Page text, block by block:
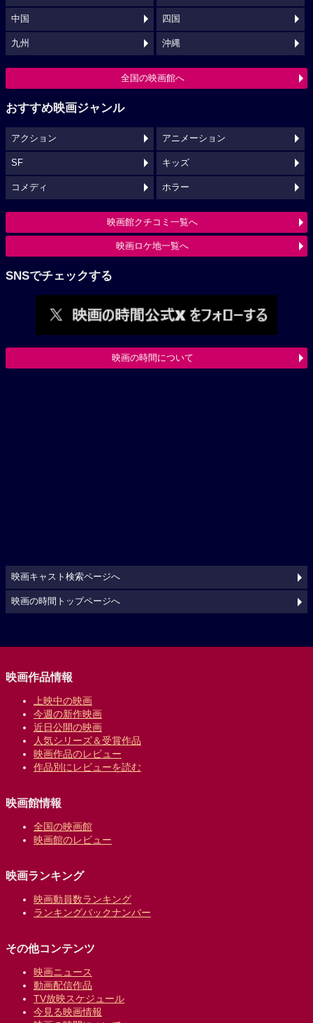
中国 四国
九州 沖縄
全国の映画館へ
おすすめ映画ジャンル
アクション アニメーション
SF キッズ
コメディ ホラー
映画館クチコミ一覧へ
映画ロケ地一覧へ
SNSでチェックする
映画の時間について
映画キャスト検索ページへ
映画の時間トップページへ
映画作品情報
上映中の映画
今週の新作映画
近日公開の映画
人気シリーズ＆受賞作品
映画作品のレビュー
作品別にレビューを読む
映画館情報
全国の映画館
映画館のレビュー
映画ランキング
映画動員数ランキング
ランキングバックナンバー
その他コンテンツ
映画ニュース
動画配信作品
TV放映スケジュール
今見る映画情報